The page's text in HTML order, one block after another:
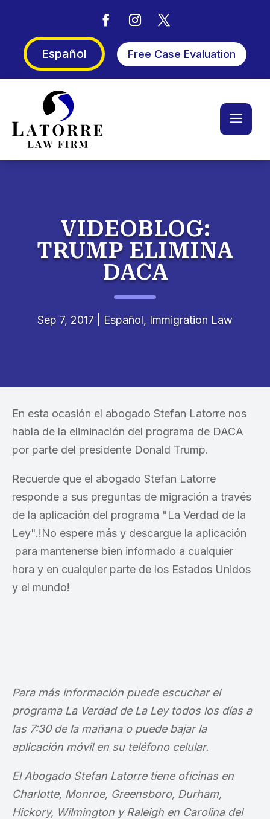
Español Free Case Evaluation
a
VIDEOBLOG:
TRUMP ELIMINA
DACA
Sep 7, 2017 Español, Immigration Law
En esta ocasión el abogado Stefan Latorre nos
habla de la eliminación del programa de DACA
por parte del presidente Donald Trump.
Recuerde que el abogado Stefan Latorre
responde a sus preguntas de migración a través
de la aplicación del programa "La Verdad de la
Ley".!No espere más y descargue la aplicación
para mantenerse bien informado a cualquier
hora y en cualquier parte de los Estados Unidos
y el mundo!
Para más información puede escuchar el
programa La Verdad de La Ley todos los días a
las 7:30 de la mañana o puede bajar la
aplicación móvil en su teléfono celular.
El Abogado Stefan Latorre tiene oficinas en
Charlotte, Monroe, Greensboro, Durham,
Hickory, Wilmington y Raleigh en Carolina del